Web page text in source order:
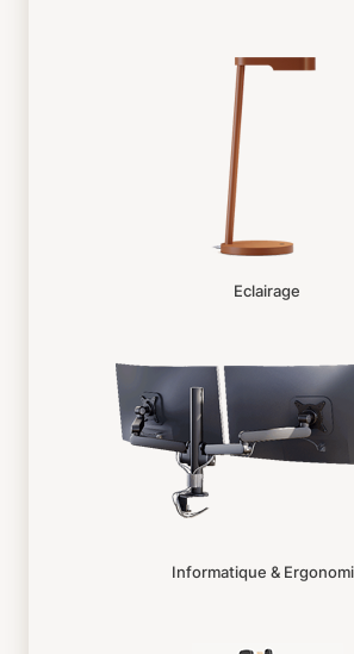
Eclairage
Informatique &